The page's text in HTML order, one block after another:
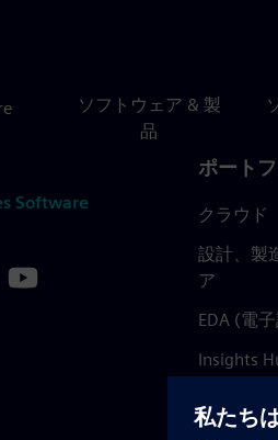
ソフトウェア & 製
品
Software
ポート
クラウド
設計、製
ア
EDA (電
Insights